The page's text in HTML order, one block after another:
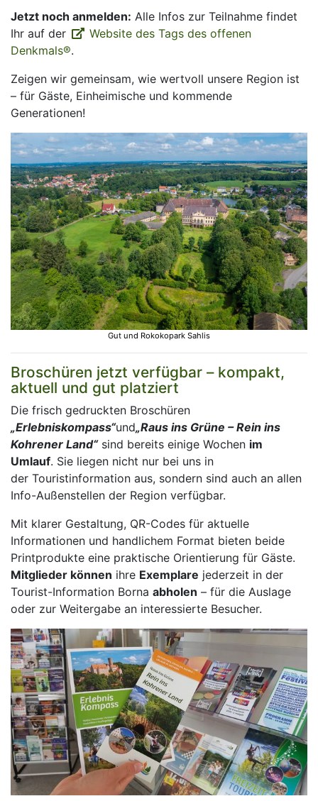
Jetzt noch anmelden: Alle Infos zur Teilnahme findet
Ihr auf der
Website des Tags des offenen
Denkmals®.
Zeigen wir gemeinsam, wie wertvoll unsere Region ist
– für Gäste, Einheimische und kommende
Generationen!
Gut und Rokokopark Sahlis
Broschüren jetzt verfügbar – kompakt,
aktuell und gut platziert
Die frisch gedruckten Broschüren
„Erlebniskompass“und„Raus ins Grüne – Rein ins
Kohrener Land“sind bereits einige Wochen im
Umlauf. Sie liegen nicht nur bei uns in
der Touristinformation aus, sondern sind auch an allen
Info-Außenstellen der Region verfügbar.
Mit klarer Gestaltung, QR-Codes für aktuelle
Informationen und handlichem Format bieten beide
Printprodukte eine praktische Orientierung für Gäste.
Mitglieder können ihre Exemplare jederzeit in der
Tourist-Information Borna abholen – für die Auslage
oder zur Weitergabe an interessierte Besucher.